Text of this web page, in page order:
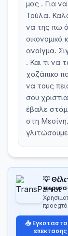
μας . Για
Τούλα.
να της πω
οικονομικά
ανοίγμα.
. Και τι να
χαζάπικο
να τους
σου
έβαλε
στη
💡
📥
επέκτασης